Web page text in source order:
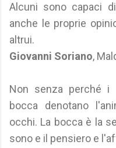
Alcuni sono capaci
anche le proprie
altrui.
Giovanni Soriano,
Non senza perché i
bocca denotano
occhi. La bocca è la
sono e il pensiero e